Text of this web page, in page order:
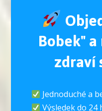
Bobek"
zdraví
Jednoduché a
Výsledek do 24